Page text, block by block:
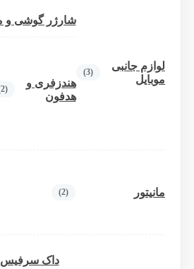
لوازم جانبی
موبایل
(3)
شارژر گوشی و
هندزفری و
هدفون
(2)
مانیتور (2)
داک سرفیس